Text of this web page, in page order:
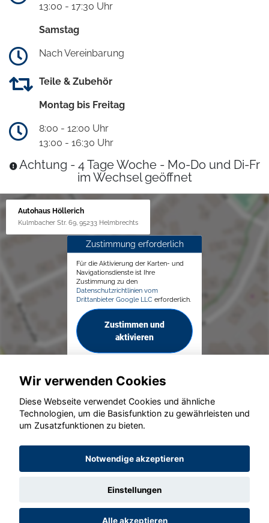
13:00 - 17:30 Uhr
Samstag
Nach Vereinbarung
Teile & Zubehör
Montag bis Freitag
8:00 - 12:00 Uhr
13:00 - 16:30 Uhr
Achtung - 4 Tage Woche - Mo-Do und Di-Fr
im Wechsel geöffnet
Autohaus Höllerich
Kulmbacher Str. 69, 95233 Helmbrechts
Zustimmung erforderlich
Für die Aktivierung der Karten- und
Navigationsdienste ist Ihre
Zustimmung zu den
Datenschutzrichtlinien vom
Drittanbieter Google LLC erforderlich.
Zustimmen und
aktivieren
© konjunkturmotor.de GmbH 2020 - 2026
Wir verwenden Cookies
Diese Webseite verwendet Cookies und ähnliche
Technologien, um die Basisfunktion zu gewährleisten und
um Zusatzfunktionen zu bieten.
Notwendige akzeptieren
Einstellungen
Alle akzeptieren